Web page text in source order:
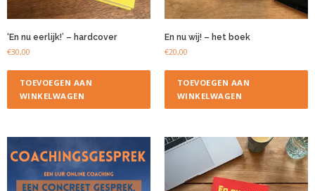
‘En nu eerlijk!’ – hardcover
€30,00
TOEVOEGEN AAN
WINKELWAGEN
En nu wij! – het boek
€20,00
TOEVOEGEN AAN
WINKELWAGEN